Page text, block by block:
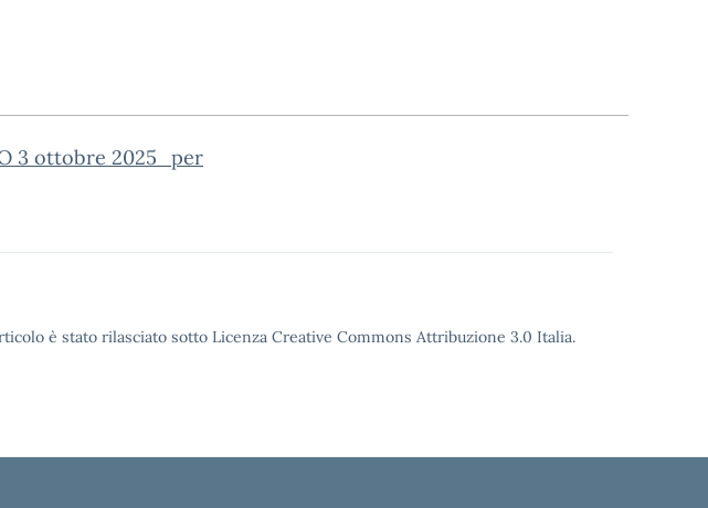
3 ottobre 2025_per
è stato rilasciato sotto Licenza Creative Commons Attribuzione 3.0 Italia.